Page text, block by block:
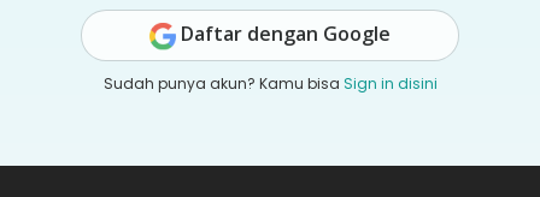
Daftar dengan Google
Sudah punya akun? Kamu bisa Sign in disini